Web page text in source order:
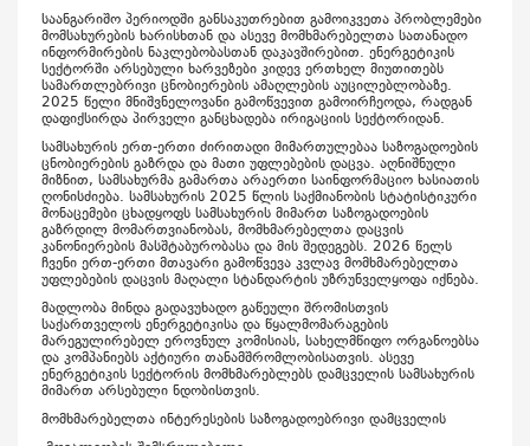
საანგარიშო პერიოდში განსაკუთრებით გამოიკვეთა პრობლემები
მომსახურების ხარისხთან და ასევე მომხმარებელთა სათანადო
ინფორმირების ნაკლებობასთან დაკავშირებით. ენერგეტიკის
სექტორში არსებული ხარვეზები კიდევ ერთხელ მიუთითებს
სამართლებრივი ცნობიერების ამაღლების აუცილებლობაზე.
2025 წელი მნიშვნელოვანი გამოწვევით გამოირჩეოდა, რადგან
დაფიქსირდა პირველი განცხადება ირიგაციის სექტორიდან.
სამსახურის ერთ-ერთი ძირითადი მიმართულებაა საზოგადოების
ცნობიერების გაზრდა და მათი უფლებების დაცვა. აღნიშნული
მიზნით, სამსახურმა გამართა არაერთი საინფორმაციო ხასიათის
ღონისძიება. სამსახურის 2025 წლის საქმიანობის სტატისტიკური
მონაცემები ცხადყოფს სამსახურის მიმართ საზოგადოების
გაზრდილ მომართვიანობას, მომხმარებელთა დაცვის
კანონიერების მასშტაბურობასა და მის შედეგებს. 2026 წელს
ჩვენი ერთ-ერთი მთავარი გამოწვევა კვლავ მომხმარებელთა
უფლებების დაცვის მაღალი სტანდარტის უზრუნველყოფა იქნება.
მადლობა მინდა გადავუხადო გაწეული შრომისთვის
საქართველოს ენერგეტიკისა და წყალმომარაგების
მარეგულირებელ ეროვნულ კომისიას, სახელმწიფო ორგანოებსა
და კომპანიებს აქტიური თანამშრომლობისათვის. ასევე
ენერგეტიკის სექტორის მომხმარებლებს დამცველის სამსახურის
მიმართ არსებული ნდობისთვის.
მომხმარებელთა ინტერესების საზოგადოებრივი დამცველის